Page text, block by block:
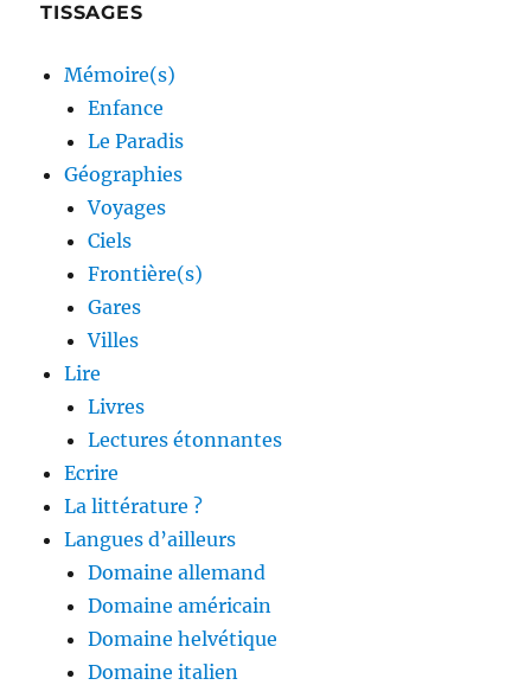
TISSAGES
Mémoire(s)
Enfance
Le Paradis
Géographies
Voyages
Ciels
Frontière(s)
Gares
Villes
Lire
Livres
Lectures étonnantes
Ecrire
La littérature ?
Langues d’ailleurs
Domaine allemand
Domaine américain
Domaine helvétique
Domaine italien